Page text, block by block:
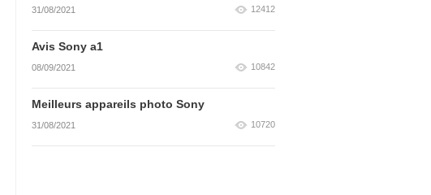
31/08/2021 12412
Avis Sony a1
08/09/2021 10842
Meilleurs appareils photo Sony
31/08/2021 10720